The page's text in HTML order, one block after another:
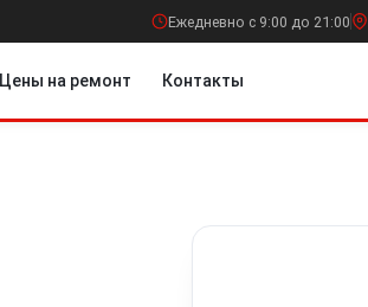
Ежедневно с 9:00 до 21:00
Цены на ремонт Контакты